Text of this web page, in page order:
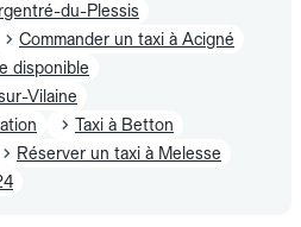
du-Plessis
Commander un taxi à Acigné
disponible
Vilaine
Taxi à Betton
Réserver un taxi à Melesse